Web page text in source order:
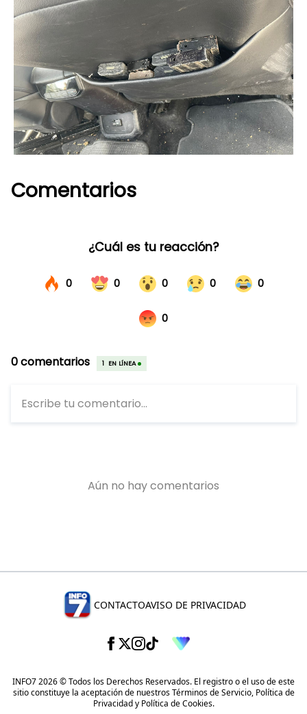
Comentarios
CONTACTOAVISO DE PRIVACIDAD
INFO7 2026 © Todos los Derechos Reservados. El registro o el uso de este
sitio constituye la aceptación de nuestrosTérminos de Servicio, Política de
Privacidady Política de Cookies.